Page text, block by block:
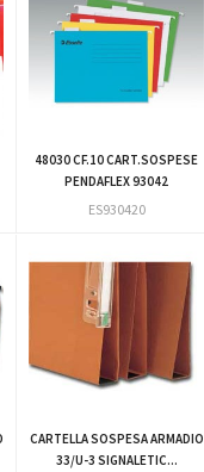
48030 CF.10 CART.SOSPESE
PENDAFLEX 93042
ES930420
CARTELLA SOSPESA ARMADIO
33/U-3 SIGNALETIC...